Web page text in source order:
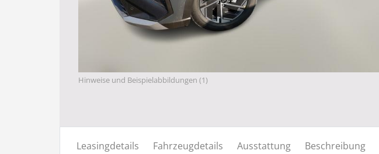
Hinweise und Beispielabbildungen (1)
Leasingdetails Fahrzeugdetails Ausstattung Beschreibung